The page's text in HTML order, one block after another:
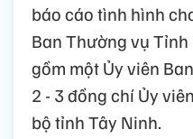
báo cáo tình hình
Ban Thường vụ
gồm một Ủy viên
2 - 3 đồng chí Ủy
bộ tỉnh Tây Ninh.